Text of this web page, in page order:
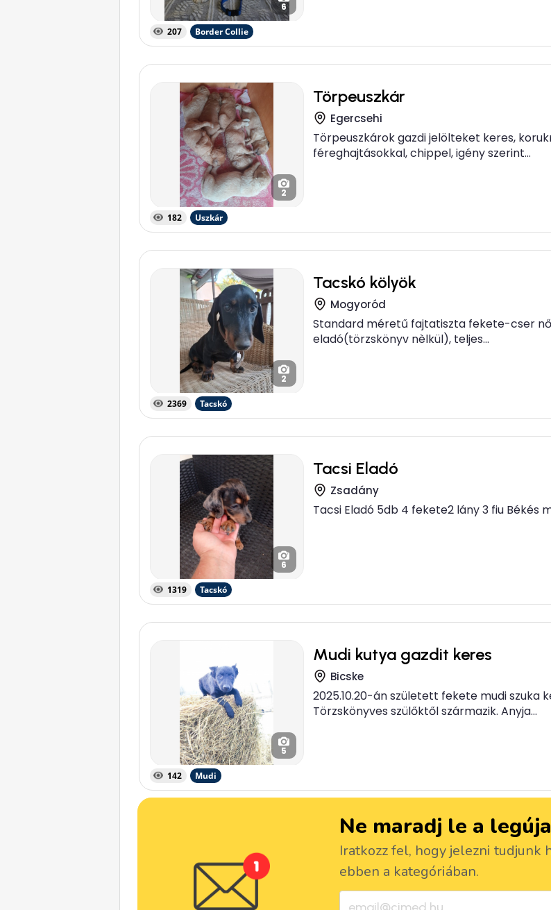
6
207 Border Collie
2
Törpeuszkár
Egercsehi
Törpeuszkárok gazdi jelölteket keres,
féreghajtásokkal, chippel, igény szerint...
182 Uszkár
2
Tacskó kölyök
Mogyoród
Standard méretű fajtatiszta fekete-cser
eladó(törzskönyv nèlkül), teljes...
2369 Tacskó
6
Tacsi Eladó
Zsadány
Tacsi Eladó 5db 4 fekete2 lány 3 fiu Békés
1319 Tacskó
5
Mudi kutya gazdit keres
Bicske
2025.10.20-án született fekete mudi szuka
Törzskönyves szülőktől származik. Anyja...
142 Mudi
Ne maradj le a
Iratkozz fel, hogy jelezni tudjunk
ebben a kategóriában.